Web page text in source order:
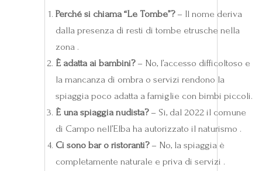
Perché si chiama “Le Tombe”?– Il nome deriva
dalla presenza di resti di tombe etrusche nella
zona .
È adatta ai bambini?– No, l’accesso difficoltoso e
la mancanza di ombra o servizi rendono la
spiaggia poco adatta a famiglie con bimbi piccoli.
È una spiaggia nudista?– Sì, dal 2022 il comune
di Campo nell’Elba ha autorizzato il naturismo .
Ci sono bar o ristoranti?– No, la spiaggia è
completamente naturale e priva di servizi .